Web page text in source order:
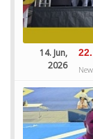
14. Jun,
2026